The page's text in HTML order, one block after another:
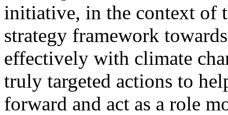
initiative, in the context of
strategy framework
effectively with climate
truly targeted actions to
forward and act as a role